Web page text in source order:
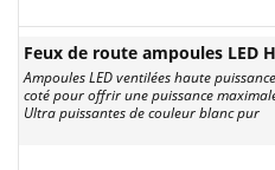
Feux de route ampoules LED
Ampoules LED ventilées haute
coté pour offrir une puissance
Ultra puissantes de couleur blanc pur